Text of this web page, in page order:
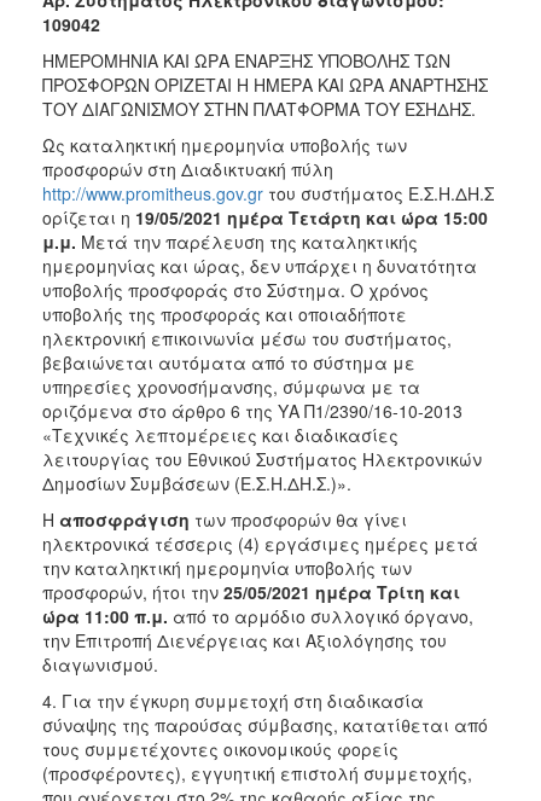
109042
ΗΜΕΡΟΜΗΝΙΑ ΚΑΙ ΩΡΑ ΕΝΑΡΞΗΣ ΥΠΟΒΟΛΗΣ ΤΩΝ
ΠΡΟΣΦΟΡΩΝ ΟΡΙΖΕΤΑΙ Η ΗΜΕΡΑ ΚΑΙ ΩΡΑ ΑΝΑΡΤΗΣΗΣ
ΤΟΥ ΔΙΑΓΩΝΙΣΜΟΥ ΣΤΗΝ ΠΛΑΤΦΟΡΜΑ ΤΟΥ ΕΣΗΔΗΣ.
Ως καταληκτική ημερομηνία υποβολής των
προσφορών στη Διαδικτυακή πύλη
http://www.promitheus.gov.gr του συστήματος Ε.Σ.Η.ΔΗ.Σ
ορίζεται η 19/05/2021 ημέρα Τετάρτη και ώρα 15:00
μ.μ. Μετά την παρέλευση της καταληκτικής
ημερομηνίας και ώρας, δεν υπάρχει η δυνατότητα
υποβολής προσφοράς στο Σύστημα. Ο χρόνος
υποβολής της προσφοράς και οποιαδήποτε
ηλεκτρονική επικοινωνία μέσω του συστήματος,
βεβαιώνεται αυτόματα από το σύστημα με
υπηρεσίες χρονοσήμανσης, σύμφωνα με τα
οριζόμενα στο άρθρο 6 της ΥΑ Π1/2390/16-10-2013
«Τεχνικές λεπτομέρειες και διαδικασίες
λειτουργίας του Εθνικού Συστήματος Ηλεκτρονικών
Δημοσίων Συμβάσεων (Ε.Σ.Η.ΔΗ.Σ.)».
Η αποσφράγιση των προσφορών θα γίνει
ηλεκτρονικά τέσσερις (4) εργάσιμες ημέρες μετά
την καταληκτική ημερομηνία υποβολής των
προσφορών, ήτοι την 25/05/2021 ημέρα Τρίτη και
ώρα 11:00 π.μ. από το αρμόδιο συλλογικό όργανο,
την Επιτροπή Διενέργειας και Αξιολόγησης του
διαγωνισμού.
4. Για την έγκυρη συμμετοχή στη διαδικασία
σύναψης της παρούσας σύμβασης, κατατίθεται από
τους συμμετέχοντες οικονομικούς φορείς
(προσφέροντες), εγγυητική επιστολή συμμετοχής,